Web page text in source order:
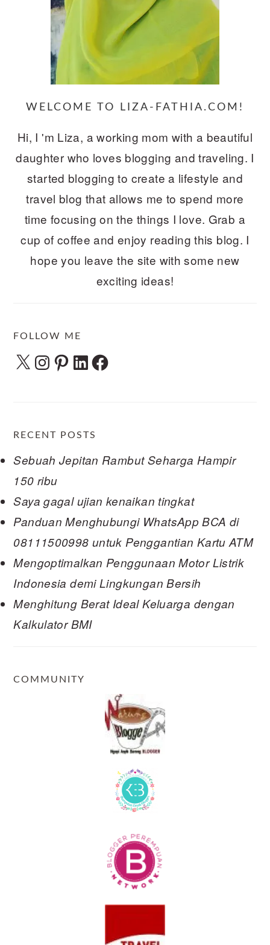
WELCOME TO LIZA-FATHIA.COM!
Hi, I 'm Liza, a working mom with a beautiful
daughter who loves blogging and traveling. I
started blogging to create a lifestyle and
travel blog that allows me to spend more
time focusing on the things I love. Grab a
cup of coffee and enjoy reading this blog. I
hope you leave the site with some new
exciting ideas!
FOLLOW ME
X Instagram
Pinterest
LinkedInFacebook
RECENT POSTS
Sebuah Jepitan Rambut Seharga Hampir
150 ribu
Saya gagal ujian kenaikan tingkat
Panduan Menghubungi WhatsApp BCA di
08111500998 untuk Penggantian Kartu ATM
Mengoptimalkan Penggunaan Motor Listrik
Indonesia demi Lingkungan Bersih
Menghitung Berat Ideal Keluarga dengan
Kalkulator BMI
COMMUNITY